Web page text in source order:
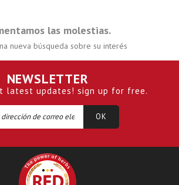
las molestias.
nueva búsqueda sobre su interés
NEWSLETTER
latest updates! sign up for free.